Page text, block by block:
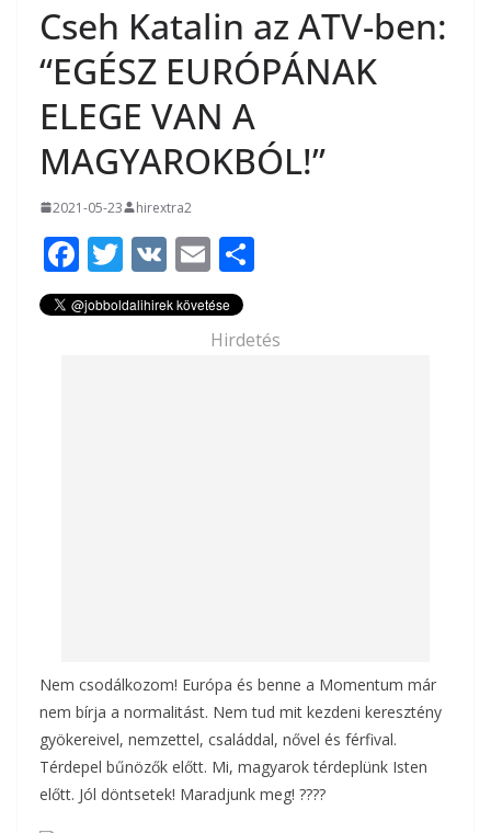
Cseh Katalin az ATV-ben:
“EGÉSZ EURÓPÁNAK
ELEGE VAN A
MAGYAROKBÓL!”
2021-05-23 hirextra2
F
ac
e
T
w
itt
V
K
E
m
ai
l
za
m
Hirdetés
Nem csodálkozom! Európa és benne a Momentum már
nem bírja a normalitást. Nem tud mit kezdeni keresztény
gyökereivel, nemzettel, családdal, nővel és férfival.
Térdepel bűnözők előtt. Mi, magyarok térdeplünk Isten
előtt. Jól döntsetek! Maradjunk meg! ????